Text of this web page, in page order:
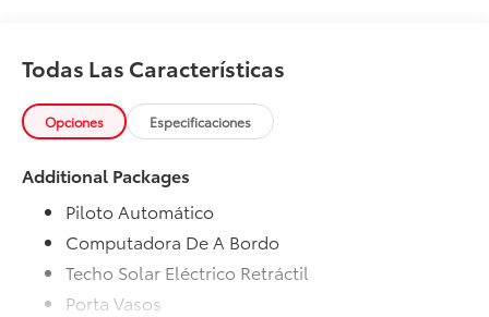
Todas Las Características
Opciones Especificaciones
Additional Packages
Piloto Automático
Computadora De A Bordo
Techo Solar Eléctrico Retráctil
Porta Vasos